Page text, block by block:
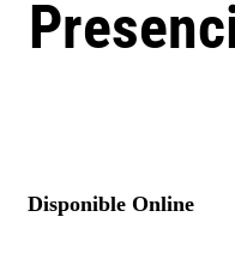
Disponible Online